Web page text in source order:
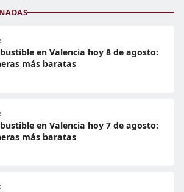
en Valencia hoy 8 de agosto:
más baratas
en Valencia hoy 7 de agosto:
más baratas